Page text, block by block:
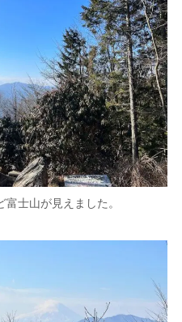
士山が見えました。